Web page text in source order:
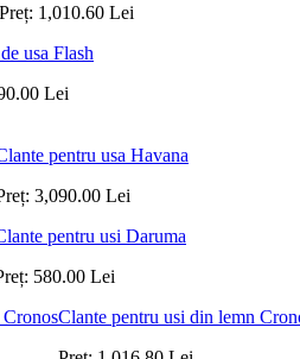
Preț: 1,010.60 Lei
usa Flash
Lei
pentru usa Havana
3,090.00 Lei
pentru usi Daruma
580.00 Lei
Clante pentru usi din lemn